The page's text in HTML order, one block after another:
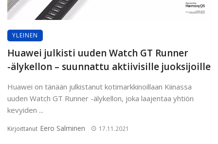
YLEINEN
Huawei julkisti uuden Watch GT Runner
-älykellon – suunnattu aktiivisille juoksijoille
Huawei on tänään julkistanut kotimarkkinoillaan Kiinassa
uuden Watch GT Runner -älykellon, joka laajentaa yhtiön
kevyiden ...
Kirjoittanut Eero Salminen 17.11.2021